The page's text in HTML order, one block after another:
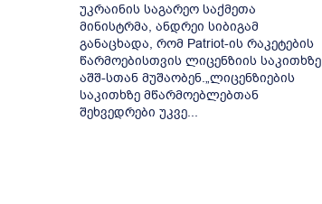
უკრაინის საგარეო საქმეთა
მინისტრმა, ანდრეი სიბიგამ
განაცხადა, რომ Patriot-ის რაკეტების
წარმოებისთვის ლიცენზიის საკითხზე
აშშ-სთან მუშაობენ.„ლიცენზიების
საკითხზე მწარმოებლებთან
შეხვედრები უკვე...